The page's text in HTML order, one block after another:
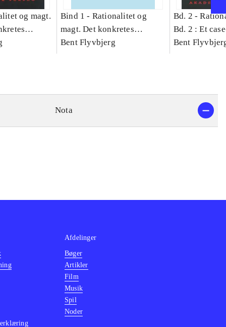
og magt.
Bind 1 - Rationalitet og
magt. Det konkretes
videnskab. Bind 1
Bent Flyvbjerg
Bd. 2 -
Bd. 2 : Et
studie af
Bent
Nota
Afdelinger
Bøger
Artikler
Film
Musik
Spil
Noder